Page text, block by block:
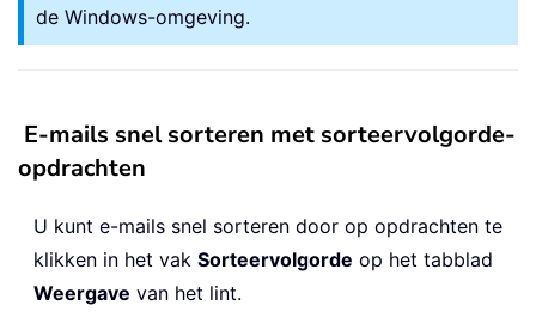
de Windows-omgeving.
E-mails snel sorteren met sorteervolgorde-
opdrachten
U kunt e-mails snel sorteren door op opdrachten te
klikken in het vak Sorteervolgorde op het tabblad
Weergave van het lint.